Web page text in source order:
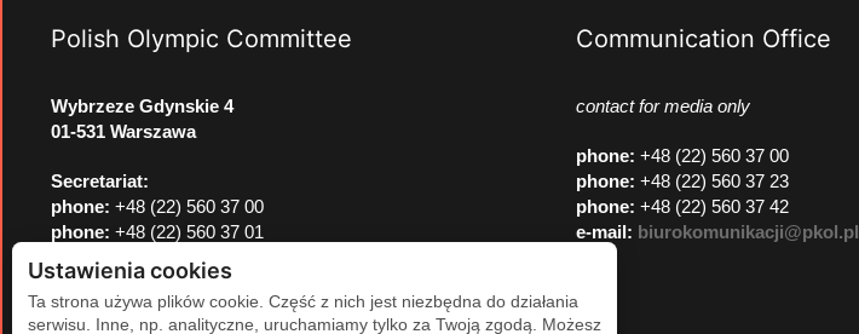
Polish Olympic Committee
Wybrzeze Gdynskie 4
01-531 Warszawa
Secretariat:
phone: +48 (22) 560 37 00
phone: +48 (22) 560 37 01
e-mail:
pkol@pkol.pl
Communication Office
contact for media only
phone: +48 (22) 560 37 00
phone: +48 (22) 560 37 23
phone: +48 (22) 560 37 42
e-mail: biurokomunikacji@pkol.pl
Ustawienia cookies
Ta strona używa plików cookie. Część z nich jest niezbędna do działania
serwisu. Inne, np. analityczne, uruchamiamy tylko za Twoją zgodą. Możesz